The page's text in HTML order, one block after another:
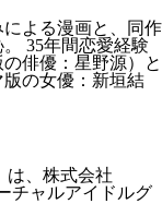
よる漫画と、同作
35年間恋愛経験
俳優：星野源）と
の女優：新垣結
は、株式会社
チャルアイドルグ